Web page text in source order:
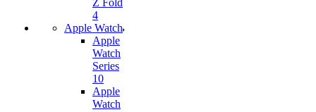
Z Fold
4
Apple Watch
Apple
Watch
Series
10
Apple
Watch